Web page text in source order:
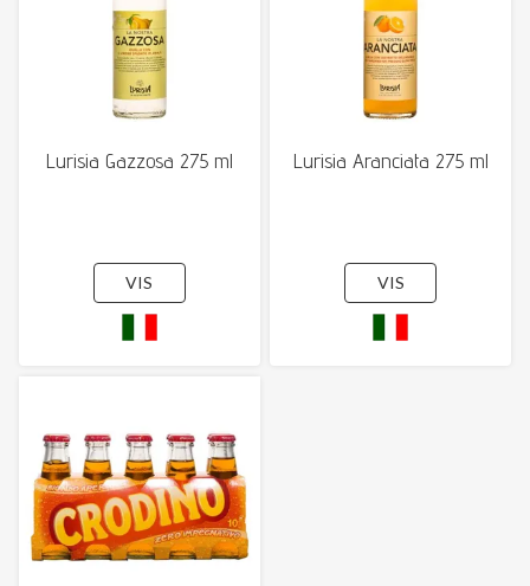
Lurisia Gazzosa 275 ml
VIS
Lurisia Aranciata 275 ml
VIS